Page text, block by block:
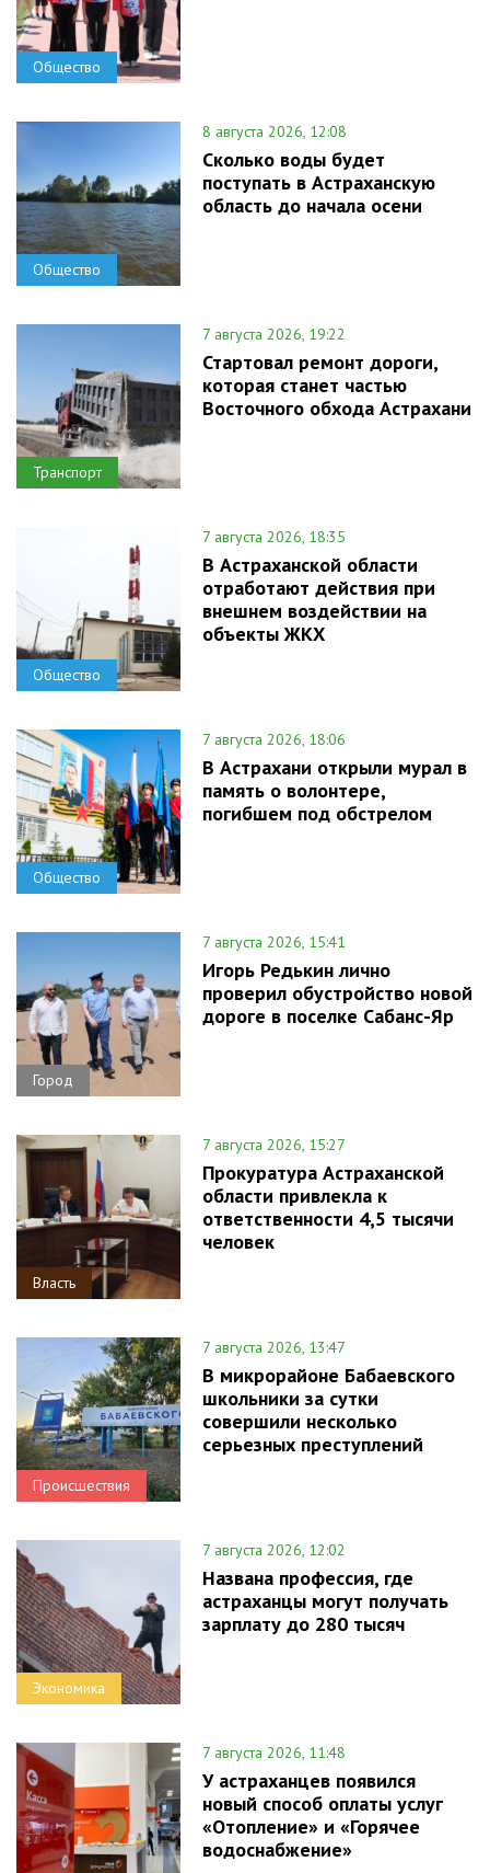
Общество
Общество
8 августа 2026, 12:08
Сколько воды будет
поступать в Астраханскую
область до начала осени
Транспорт
7 августа 2026, 19:22
Стартовал ремонт дороги,
которая станет частью
Восточного обхода Астрахани
Общество
7 августа 2026, 18:35
В Астраханской области
отработают действия при
внешнем воздействии на
объекты ЖКХ
Общество
7 августа 2026, 18:06
В Астрахани открыли мурал в
память о волонтере,
погибшем под обстрелом
Город
7 августа 2026, 15:41
Игорь Редькин лично
проверил обустройство новой
дороге в поселке Сабанс-Яр
Власть
7 августа 2026, 15:27
Прокуратура Астраханской
области привлекла к
ответственности 4,5 тысячи
человек
Происшествия
7 августа 2026, 13:47
В микрорайоне Бабаевского
школьники за сутки
совершили несколько
серьезных преступлений
Экономика
7 августа 2026, 12:02
Названа профессия, где
астраханцы могут получать
зарплату до 280 тысяч
7 августа 2026, 11:48
У астраханцев появился
новый способ оплаты услуг
«Отопление» и «Горячее
водоснабжение»